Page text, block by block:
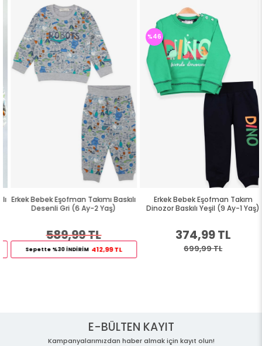
Erkek Bebek Eşofman Takımı Baskılı
Desenli Gri (6 Ay-2 Yaş)
589,99 TL
Sepette %30 İNDİRİM 412,99 TL
Erkek Bebek Eşofman Takım
Dinozor Baskılı Yeşil (9 Ay-1 Yaş)
374,99 TL
699,99 TL
%46
E-BÜLTEN KAYIT
Kampanyalarımızdan haber almak için kayıt olun!